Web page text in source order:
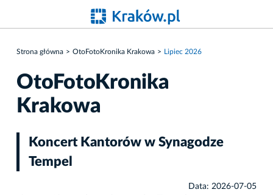
Strona główna OtoFotoKronika Krakowa Lipiec 2026
OtoFotoKronika
Krakowa
Koncert Kantorów w Synagodze
Tempel
Data: 2026-07-05